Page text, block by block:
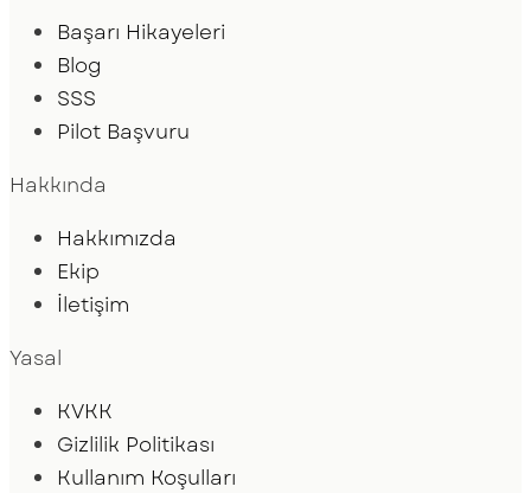
Başarı Hikayeleri
Blog
SSS
Pilot Başvuru
Hakkında
Hakkımızda
Ekip
İletişim
Yasal
KVKK
Gizlilik Politikası
Kullanım Koşulları